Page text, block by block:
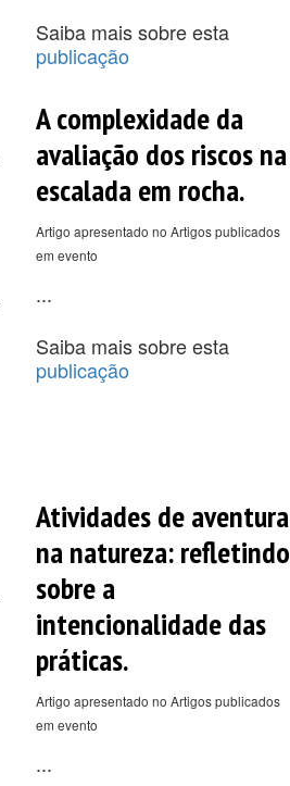
Saiba mais sobre esta
publicação
A complexidade da
avaliação dos riscos na
escalada em rocha.
Artigo apresentado no Artigos publicados
em evento
...
Saiba mais sobre esta
publicação
Atividades de aventura
na natureza: refletindo
sobre a
intencionalidade das
práticas.
Artigo apresentado no Artigos publicados
em evento
...